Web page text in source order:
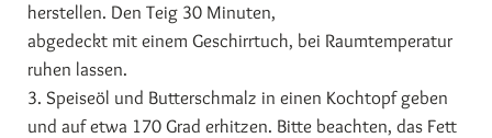
herstellen. Den Teig 30 Minuten,
abgedeckt mit einem Geschirrtuch, bei Raumtemperatur
ruhen lassen.
3. Speiseöl und Butterschmalz in einen Kochtopf geben
und auf etwa 170 Grad erhitzen. Bitte beachten, das Fett